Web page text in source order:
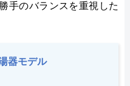
手のバランスを重視した
器モデル